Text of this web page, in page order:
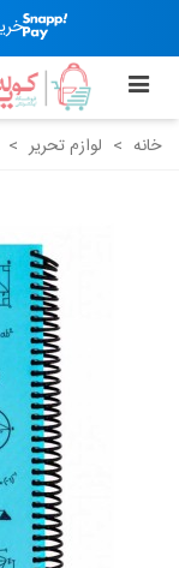
خانه > لوازم تحریر >